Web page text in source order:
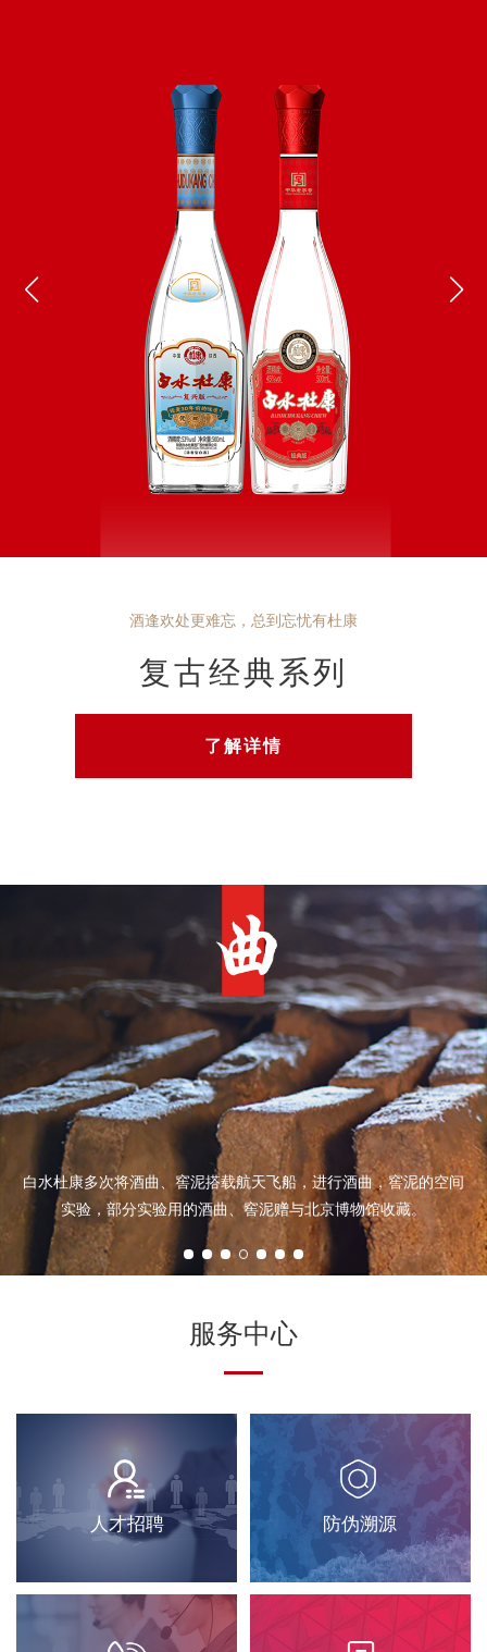
酒逢欢处更难忘，总到忘忧有杜康
复古经典系列
了解详情
白水杜康多次将酒曲、窖泥搭载航天飞船，进行酒曲，窖泥的空间
实验，部分实验用的酒曲、窖泥赠与北京博物馆收藏。
服务中心
人才招聘 防伪溯源